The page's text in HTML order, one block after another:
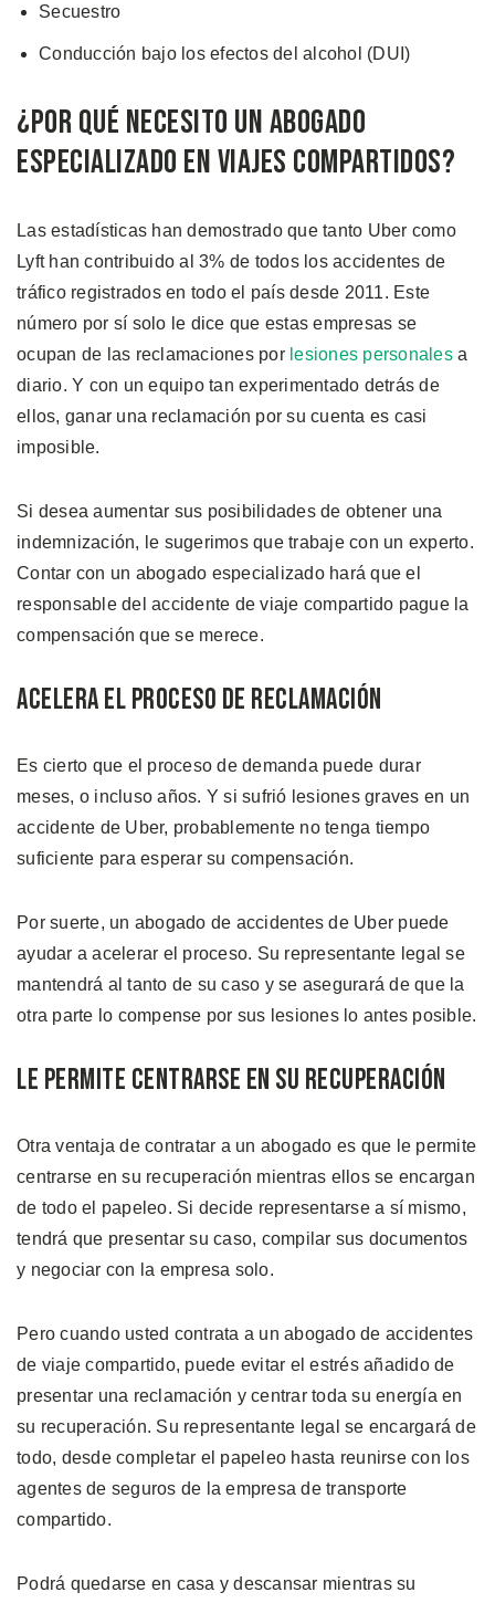
Secuestro
Conducción bajo los efectos del alcohol (DUI)
¿Por Qué Necesito un Abogado
Especializado en Viajes Compartidos?
Las estadísticas han demostrado que tanto Uber como
Lyft han contribuido al 3% de todos los accidentes de
tráfico registrados en todo el país desde 2011. Este
número por sí solo le dice que estas empresas se
ocupan de las reclamaciones por lesiones personalesa
diario. Y con un equipo tan experimentado detrás de
ellos, ganar una reclamación por su cuenta es casi
imposible.
Si desea aumentar sus posibilidades de obtener una
indemnización, le sugerimos que trabaje con un experto.
Contar con un abogado especializado hará que el
responsable del accidente de viaje compartido pague la
compensación que se merece.
Acelera el Proceso de Reclamación
Es cierto que el proceso de demanda puede durar
meses, o incluso años. Y si sufrió lesiones graves en un
accidente de Uber, probablemente no tenga tiempo
suficiente para esperar su compensación.
Por suerte, un abogado de accidentes de Uber puede
ayudar a acelerar el proceso. Su representante legal se
mantendrá al tanto de su caso y se asegurará de que la
otra parte lo compense por sus lesiones lo antes posible.
Le Permite Centrarse en su Recuperación
Otra ventaja de contratar a un abogado es que le permite
centrarse en su recuperación mientras ellos se encargan
de todo el papeleo. Si decide representarse a sí mismo,
tendrá que presentar su caso, compilar sus documentos
y negociar con la empresa solo.
Pero cuando usted contrata a un abogado de accidentes
de viaje compartido, puede evitar el estrés añadido de
presentar una reclamación y centrar toda su energía en
su recuperación. Su representante legal se encargará de
todo, desde completar el papeleo hasta reunirse con los
agentes de seguros de la empresa de transporte
compartido.
Podrá quedarse en casa y descansar mientras su